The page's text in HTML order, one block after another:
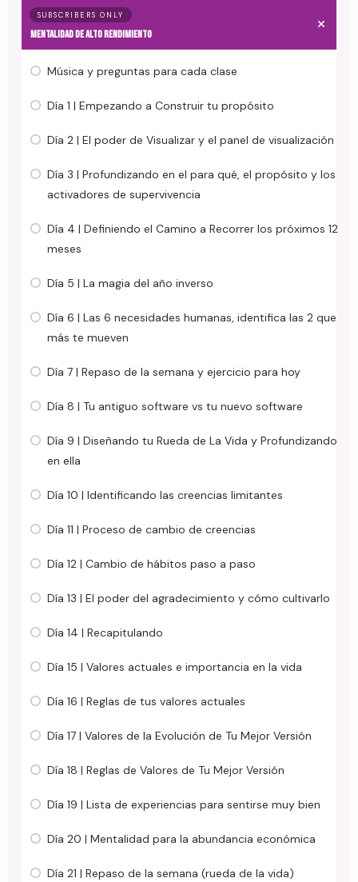
SUBSCRIBERS ONLY
MENTALIDAD DE ALTO RENDIMIENTO
Música y preguntas para cada clase
Día 1 | Empezando a Construir tu propósito
Día 2 | El poder de Visualizar y el panel de visualización
Día 3 | Profundizando en el para qué, el propósito y los
activadores de supervivencia
Día 4 | Definiendo el Camino a Recorrer los próximos 12
meses
Día 5 | La magia del año inverso
Día 6 | Las 6 necesidades humanas, identifica las 2 que
más te mueven
Día 7 | Repaso de la semana y ejercicio para hoy
Día 8 | Tu antiguo software vs tu nuevo software
Día 9 | Diseñando tu Rueda de La Vida y Profundizando
en ella
Día 10 | Identificando las creencias limitantes
Día 11 | Proceso de cambio de creencias
Día 12 | Cambio de hábitos paso a paso
Día 13 | El poder del agradecimiento y cómo cultivarlo
Día 14 | Recapitulando
Día 15 | Valores actuales e importancia en la vida
Día 16 | Reglas de tus valores actuales
Día 17 | Valores de la Evolución de Tu Mejor Versión
Día 18 | Reglas de Valores de Tu Mejor Versión
Día 19 | Lista de experiencias para sentirse muy bien
Día 20 | Mentalidad para la abundancia económica
Día 21 | Repaso de la semana (rueda de la vida)